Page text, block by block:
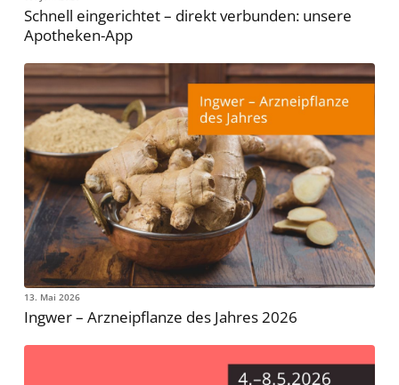
Schnell eingerichtet – direkt verbunden: unsere
Apotheken-App
13. Mai 2026
Ingwer – Arzneipflanze des Jahres 2026